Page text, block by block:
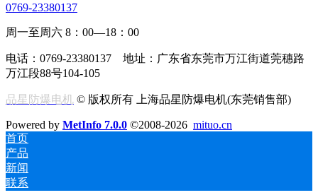
0769-23380137
周一至周六 8：00—18：00
电话：0769-23380137 地址：广东省东莞市万江街道莞穗路
万江段88号104-105
品星防爆电机 © 版权所有 上海品星防爆电机(东莞销售部)
Powered by MetInfo 7.0.0 ©2008-2026 mituo.cn
首页
产品
新闻
联系